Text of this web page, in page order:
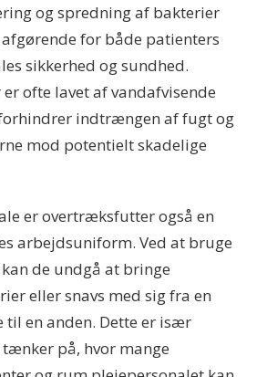
og spredning af bakterier
for både patienters
sikkerhed og sundhed.
ofte lavet af vandafvisende
indtrængen af fugt og
mod potentielt skadelige
er overtræksfutter også en
arbejdsuniform. Ved at bruge
de undgå at bringe
eller snavs med sig fra en
til en anden. Dette er især
på, hvor mange